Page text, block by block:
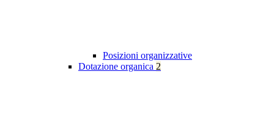
Posizioni organizzative
Dotazione organica 2